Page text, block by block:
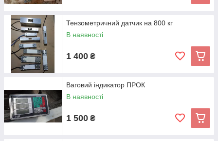
Тензометричний датчик на 800 кг
В наявності
1 400 ₴
Ваговий індикатор ПРОК
В наявності
1 500 ₴